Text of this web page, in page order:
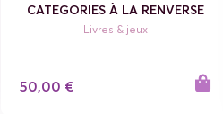
CATEGORIES À LA RENVERSE
Livres & jeux
50,00 €